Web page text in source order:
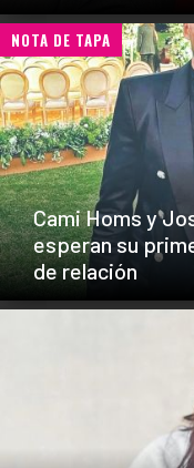
NOTA DE TAPA
Cami Homs y
esperan su
de relación